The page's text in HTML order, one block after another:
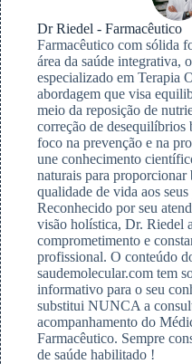
Dr Riedel - Farmacêutico
Farmacêutico com sólida
área da saúde integrativa,
especializado em Terapia
abordagem que visa
meio da reposição de
correção de
foco na prevenção e na
une conhecimento
naturais para proporcionar
qualidade de vida aos seus
Reconhecido por seu
visão holística, Dr. Riedel
comprometimento e
profissional. O conteúdo
saudemolecular.com tem
informativo para o seu
substitui NUNCA a
acompanhamento do
Farmacêutico. Sempre
de saúde habilitado !